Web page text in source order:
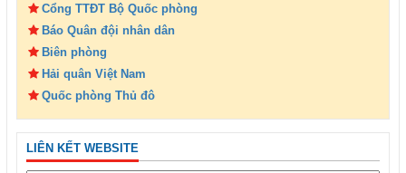
Cổng TTĐT Bộ Quốc phòng
Báo Quân đội nhân dân
Biên phòng
Hải quân Việt Nam
Quốc phòng Thủ đô
LIÊN KẾT WEBSITE